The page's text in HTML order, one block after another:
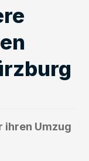
ihren Umzug